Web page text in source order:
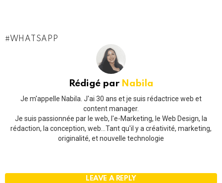
WHATSAPP
Rédigé par Nabila
Je m'appelle Nabila. J'ai 30 ans et je suis rédactrice web et
content manager.
Je suis passionnée par le web, l'e-Marketing, le Web Design, la
rédaction, la conception, web...Tant qu'il y a créativité, marketing,
originalité, et nouvelle technologie
LEAVE A REPLY